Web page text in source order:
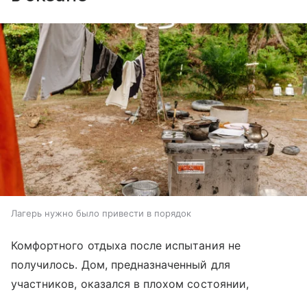
Лагерь нужно было привести в порядок
Комфортного отдыха после испытания не
получилось. Дом, предназначенный для
участников, оказался в плохом состоянии,